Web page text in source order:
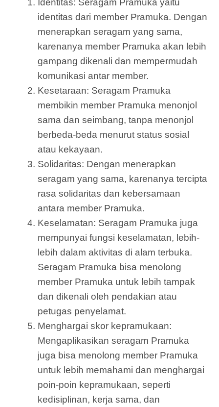
Identitas: Seragam Pramuka yaitu
identitas dari member Pramuka. Dengan
menerapkan seragam yang sama,
karenanya member Pramuka akan lebih
gampang dikenali dan mempermudah
komunikasi antar member.
Kesetaraan: Seragam Pramuka
membikin member Pramuka menonjol
sama dan seimbang, tanpa menonjol
berbeda-beda menurut status sosial
atau kekayaan.
Solidaritas: Dengan menerapkan
seragam yang sama, karenanya tercipta
rasa solidaritas dan kebersamaan
antara member Pramuka.
Keselamatan: Seragam Pramuka juga
mempunyai fungsi keselamatan, lebih-
lebih dalam aktivitas di alam terbuka.
Seragam Pramuka bisa menolong
member Pramuka untuk lebih tampak
dan dikenali oleh pendakian atau
petugas penyelamat.
Menghargai skor kepramukaan:
Mengaplikasikan seragam Pramuka
juga bisa menolong member Pramuka
untuk lebih memahami dan menghargai
poin-poin kepramukaan, seperti
kedisiplinan, kerja sama, dan